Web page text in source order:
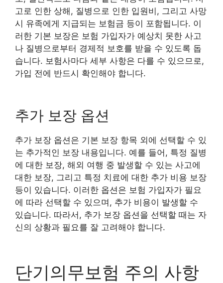
고로 인한 상해, 질병으로 인한 입원비, 그리고 사망
시 유족에게 지급되는 보험금 등이 포함됩니다. 이
러한 기본 보장은 보험 가입자가 예상치 못한 사고
나 질병으로부터 경제적 보호를 받을 수 있도록 돕
습니다. 보험사마다 세부 사항은 다를 수 있으므로,
가입 전에 반드시 확인해야 합니다.
추가 보장 옵션
추가 보장 옵션은 기본 보장 항목 외에 선택할 수 있
는 추가적인 보장 내용입니다. 예를 들어, 특정 질병
에 대한 보장, 해외 여행 중 발생할 수 있는 사고에
대한 보장, 그리고 특정 치료에 대한 추가 비용 보장
등이 있습니다. 이러한 옵션은 보험 가입자가 필요
에 따라 선택할 수 있으며, 추가 비용이 발생할 수
있습니다. 따라서, 추가 보장 옵션을 선택할 때는 자
신의 상황과 필요를 잘 고려해야 합니다.
단기의무보험 주의 사항